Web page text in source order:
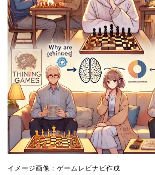
イメージ画像：ゲームレビナビ作成